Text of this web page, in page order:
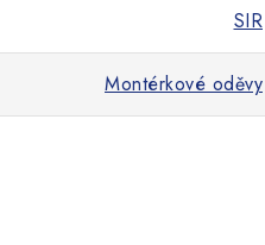
SIR
Montérkové oděvy